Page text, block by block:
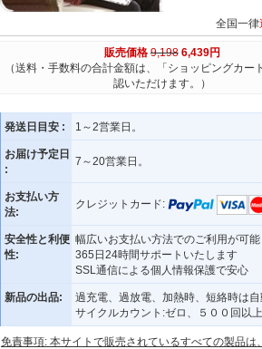
全国一律
販売価格 9,198 6,439円
（送料・手数料の合計金額は、「ショッピングカー
認いただけます。）
発送日目安 : 1～2営業日。
お届け予定日
:
7～20営業日。
お支払い方
法:
クレジットカード:
安全性と利便
性:
幅広いお支払い方法でのご利用が可能
365日24時間サポートいたします
SSL通信による個人情報保護で安心
新品の出品:
過充電、過放電、加熱時、短絡時は自
サイクルカウント:ゼロ、５００回以
免責事項: 本サイトで販売されているすべての製品